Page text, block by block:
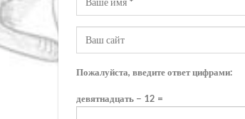
Пожалуйста, введите ответ цифрами:
девятнадцать − 12 =